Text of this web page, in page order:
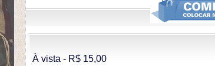
À vista - R$ 15,00